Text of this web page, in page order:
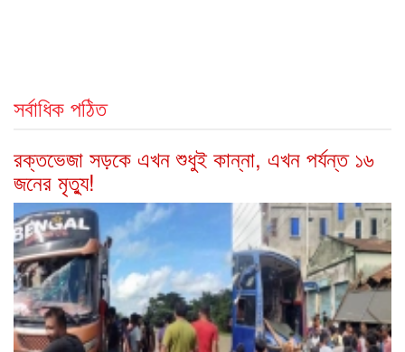
সর্বাধিক পঠিত
রক্তভেজা সড়কে এখন শুধুই কান্না, এখন পর্যন্ত ১৬
জনের মৃত্যু!